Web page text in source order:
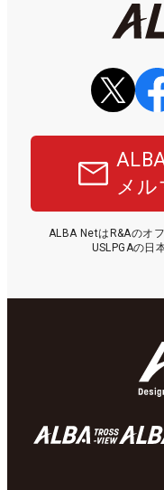
メ
ALBA NetはR&Aのオ
USLPGAの日